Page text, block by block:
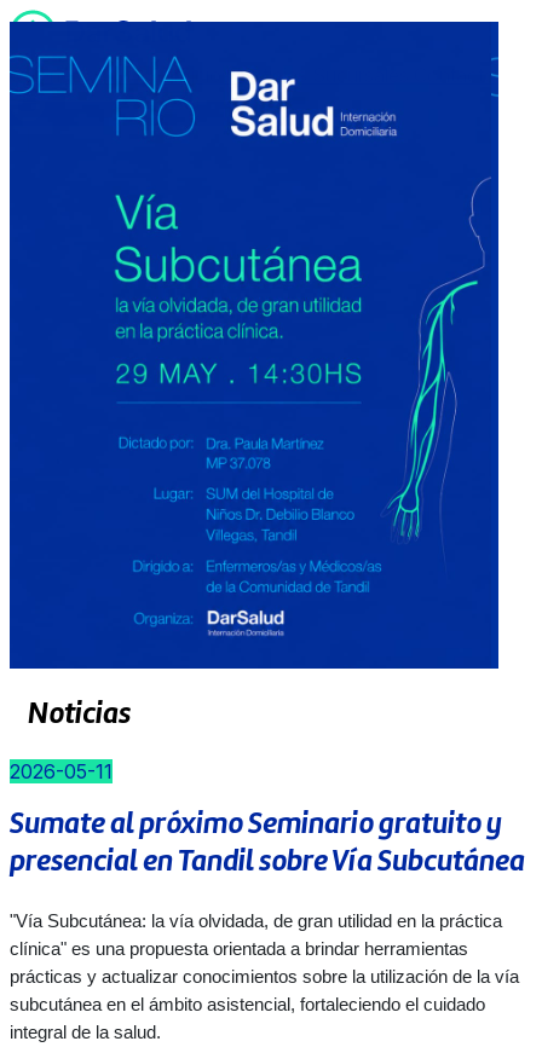
Quiénes somos ServiciosNoticias
Contacto
Trabaja con nosotros
Noticias
2026-05-11
Sumate al próximo Seminario gratuito y
presencial en Tandil sobre Vía Subcutánea
"Vía Subcutánea: la vía olvidada, de gran utilidad en la práctica
clínica" es una propuesta orientada a brindar herramientas
prácticas y actualizar conocimientos sobre la utilización de la vía
subcutánea en el ámbito asistencial, fortaleciendo el cuidado
integral de la salud.